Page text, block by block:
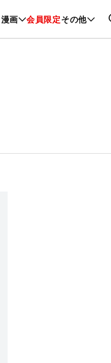
漫画 会員限定その他
ファッション 恋愛・結婚